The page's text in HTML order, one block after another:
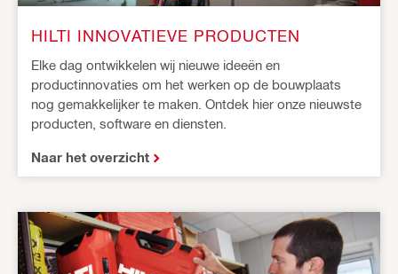
HILTI INNOVATIEVE PRODUCTEN
Elke dag ontwikkelen wij nieuwe ideeën en
productinnovaties om het werken op de bouwplaats
nog gemakkelijker te maken. Ontdek hier onze nieuwste
producten, software en diensten.
Naar het overzicht